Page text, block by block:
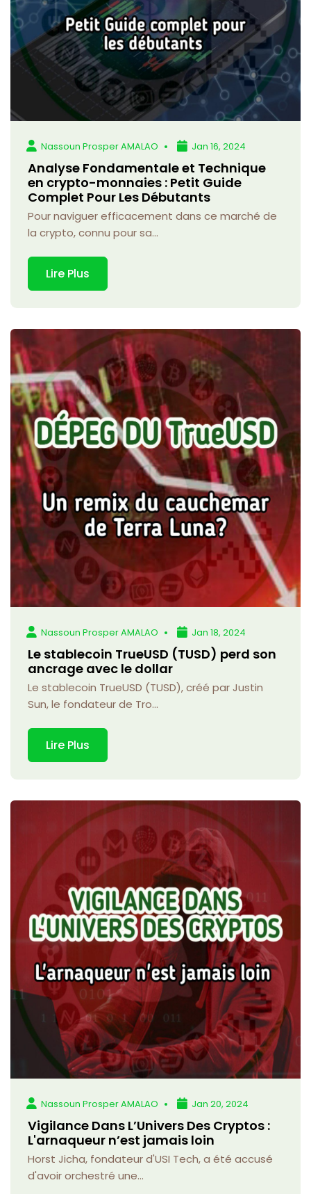
Nassoun Prosper AMALAO Jan 16, 2024
Analyse Fondamentale et Technique
en crypto-monnaies : Petit Guide
Complet Pour Les Débutants
Pour naviguer efficacement dans ce marché de
la crypto, connu pour sa...
Lire Plus
Nassoun Prosper AMALAO Jan 18, 2024
Le stablecoin TrueUSD (TUSD) perd son
ancrage avec le dollar
Le stablecoin TrueUSD (TUSD), créé par Justin
Sun, le fondateur de Tro...
Lire Plus
Nassoun Prosper AMALAO Jan 20, 2024
Vigilance Dans L’Univers Des Cryptos :
L'arnaqueur n’est jamais loin
Horst Jicha, fondateur d'USI Tech, a été accusé
d'avoir orchestré une...